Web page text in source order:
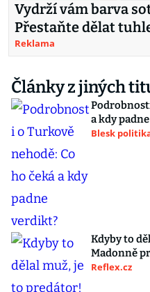
Vydrží vám barva
Přestaňte dělat
Reklama
Články z jiných
a kdy
Blesk
Kdyby to
Madonně
Reflex.cz